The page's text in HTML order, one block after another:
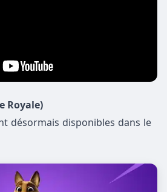
Royale)
désormais disponibles dans le